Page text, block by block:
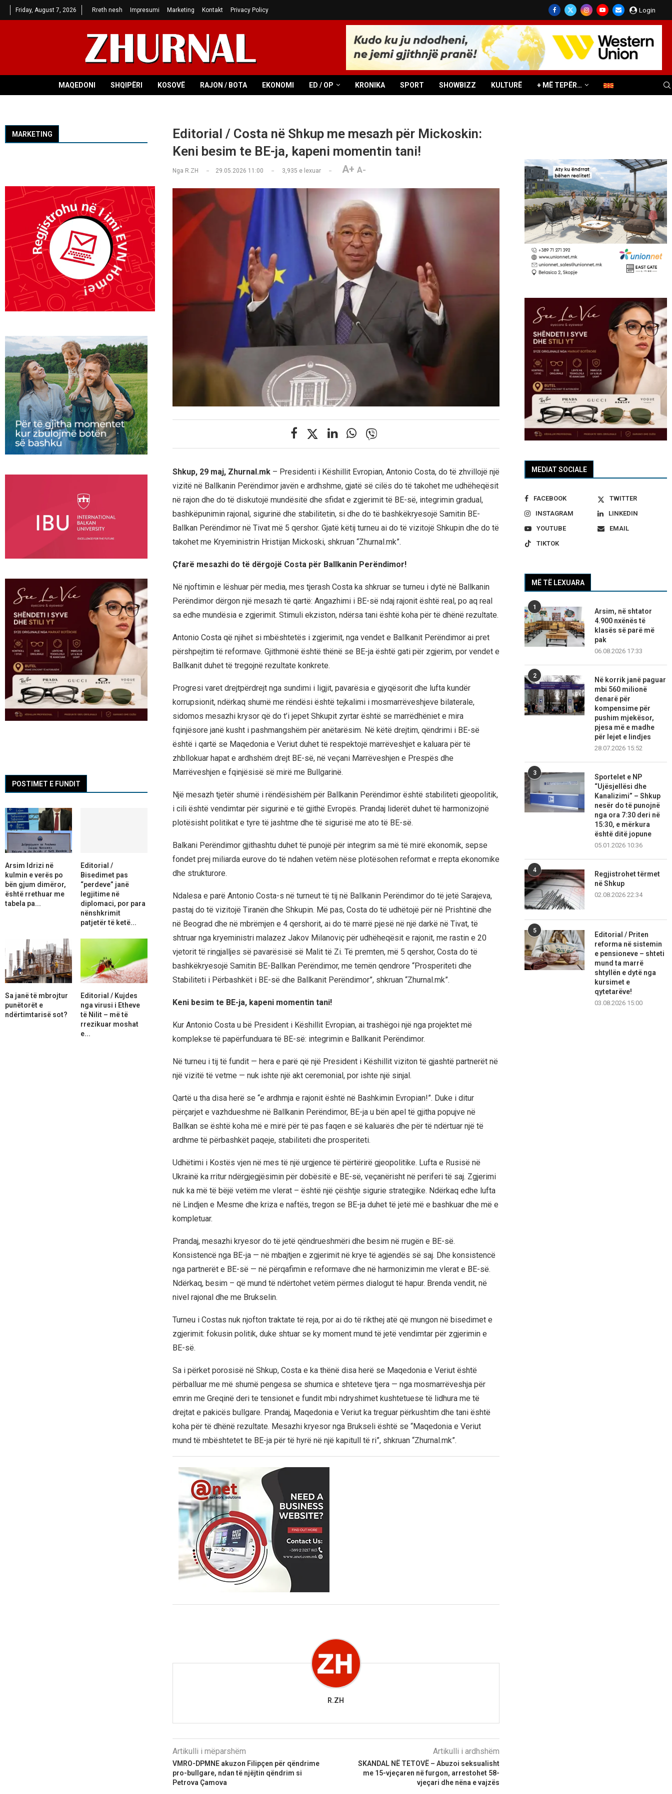
Friday, August 7, 2026 Rreth nesh Impresumi Marketing Kontakt Privacy Policy Login
MAQEDONI SHQIPËRI KOSOVË RAJON / BOTA EKONOMI ED / OP KRONIKA SPORT SHOWBIZZ KULTURË + MË TEPËR…
Editorial / Costa në Shkup me mesazh për Mickoskin:
Keni besim te BE-ja, kapeni momentin tani!
Nga R.ZH 29.05.2026 11:00 3,935 e lexuar A+ A-
Shkup, 29 maj, Zhurnal.mk– Presidenti i Këshillit Evropian, Antonio Costa, do të zhvillojë një
vizitë në Ballkanin Perëndimor javën e ardhshme, gjatë së cilës do të takohet me udhëheqësit
në rajon dhe do të diskutojë mundësitë dhe sfidat e zgjerimit të BE-së, integrimin gradual,
bashkëpunimin rajonal, sigurinë dhe stabilitetin, si dhe do të bashkëkryesojë Samitin BE-
Ballkan Perëndimor në Tivat më 5 qershor. Gjatë këtij turneu ai do të vizitojë Shkupin dhe do të
takohet me Kryeministrin Hristijan Mickoski, shkruan “Zhurnal.mk”.
Çfarë mesazhi do të dërgojë Costa për Ballkanin Perëndimor!
Në njoftimin e lëshuar për media, mes tjerash Costa ka shkruar se turneu i dytë në Ballkanin
Perëndimor dërgon një mesazh të qartë: Angazhimi i BE-së ndaj rajonit është real, po aq real
sa edhe mundësia e zgjerimit. Stimuli ekziston, ndërsa tani është koha për të dhënë rezultate.
Antonio Costa që njihet si mbështetës i zgjerimit, nga vendet e Ballkanit Perëndimor ai pret
përshpejtim të reformave. Gjithmonë është thënë se BE-ja është gati për zgjerim, por vendet e
Ballkanit duhet të tregojnë rezultate konkrete.
Progresi varet drejtpërdrejt nga sundimi i ligjit, pavarësia e gjyqësorit dhe lufta kundër
korrupsionit, ndërkaq shumë me rëndësi është tejkalimi i mosmarrëveshjeve bilaterale,
sidomos mesazhi krysor që do t’i jepet Shkupit zyrtar është se marrëdhëniet e mira
fqinjësore janë kusht i pashmangshëm për anëtarësim. Në këtë drejtim, qëndrimi i BE-së
është i qartë se Maqedonia e Veriut duhet të respektojë marrëveshjet e kaluara për të
zhbllokuar hapat e ardhshëm drejt BE-së, në veçani Marrëveshjen e Prespës dhe
Marrëveshjen e fqinjësisë së mirë me Bullgarinë.
Një mesazh tjetër shumë i rëndësishëm për Ballkanin Perëndimor është stabiliteti gjeopolitik,
i cili është vendimtar për sigurinë e të gjithë Evropës. Prandaj liderët duhet të harmonizojnë
plotësisht politikat e tyre të jashtme dhe të sigurisë me ato të BE-së.
Balkani Perëndimor gjithashtu duhet të punojë për integrim sa më të mirë ekonomik, sepse
fondet prej miliarda eurove do të ndahen vetëm nëse plotësohen reformat e rrepta ekonomike
dhe strukturore.
Ndalesa e parë Antonio Costa-s në turneut të tij në Ballkanin Perëndimor do të jetë Sarajeva,
pastaj do të vizitojë Tiranën dhe Shkupin. Më pas, Costa do të udhëtojë për në Prishtinë dhe
në Beograd dhe në mbrëmjen e 4 qershorit, ai do të marrë pjesë në një darkë në Tivat, të
shtruar nga kryeministri malazez Jakov Milanoviç për udhëheqësit e rajonit, me rastin e 20
vjetorit të ringjalljes së pavarësisë së Malit të Zi. Të premten, më 5 qershor, Costa do të
bashkëkryesojë Samitin BE-Ballkan Perëndimor, me temën qendrore “Prosperiteti dhe
Stabiliteti i Përbashkët i BE-së dhe Ballkanit Perëndimor”, shkruan “Zhurnal.mk”.
Keni besim te BE-ja, kapeni momentin tani!
Kur Antonio Costa u bë President i Këshillit Evropian, ai trashëgoi një nga projektet më
komplekse të papërfunduara të BE-së: integrimin e Ballkanit Perëndimor.
Në turneu i tij të fundit — hera e parë që një President i Këshillit viziton të gjashtë partnerët në
një vizitë të vetme — nuk ishte një akt ceremonial, por ishte një sinjal.
Qartë u tha disa herë se “e ardhmja e rajonit është në Bashkimin Evropian!”. Duke i ditur
përçarjet e vazhdueshme në Ballkanin Perëndimor, BE-ja u bën apel të gjitha popujve në
Ballkan se është koha më e mirë për të pas faqen e së kaluarës dhe për të ndërtuar një të
ardhme të përbashkët paqeje, stabiliteti dhe prosperiteti.
Udhëtimi i Kostës vjen në mes të një urgjence të përtërirë gjeopolitike. Lufta e Rusisë në
Ukrainë ka rritur ndërgjegjësimin për dobësitë e BE-së, veçanërisht në periferi të saj. Zgjerimi
nuk ka më të bëjë vetëm me vlerat – është një çështje sigurie strategjike. Ndërkaq edhe lufta
në Lindjen e Mesme dhe kriza e naftës, tregon se BE-ja duhet të jetë më e bashkuar dhe më e
kompletuar.
Prandaj, mesazhi kryesor do të jetë qëndrueshmëri dhe besim në rrugën e BE-së.
Konsistencë nga BE-ja — në mbajtjen e zgjerimit në krye të agjendës së saj. Dhe konsistencë
nga partnerët e BE-së — në përqafimin e reformave dhe në harmonizimin me vlerat e BE-së.
Ndërkaq, besim – që mund të ndërtohet vetëm përmes dialogut të hapur. Brenda vendit, në
nivel rajonal dhe me Brukselin.
Turneu i Costas nuk njofton traktate të reja, por ai do të rikthej atë që mungon në bisedimet e
zgjerimit: fokusin politik, duke shtuar se ky moment mund të jetë vendimtar për zgjerimin e
BE-së.
Sa i përket porosisë në Shkup, Costa e ka thënë disa herë se Maqedonia e Veriut është
përballuar me më shumë pengesa se shumica e shteteve tjera — nga mosmarrëveshja për
emrin me Greqinë deri te tensionet e fundit mbi ndryshimet kushtetuese të lidhura me të
drejtat e pakicës bullgare. Prandaj, Maqedonia e Veriut ka treguar përkushtim dhe tani është
koha për të dhënë rezultate. Mesazhi kryesor nga Brukseli është se “Maqedonia e Veriut
mund të mbështetet te BE-ja për të hyrë në një kapitull të ri”, shkruan “Zhurnal.mk”.
R.ZH
Artikulli i mëparshëm
VMRO-DPMNE akuzon Filipçen për qëndrime
pro-bullgare, ndan të njëjtin qëndrim si
Petrova Çamova
Artikulli i ardhshëm
SKANDAL NË TETOVË – Abuzoi seksualisht
me 15-vjeçaren në furgon, arrestohet 58-
vjeçari dhe nëna e vajzës
MEDIAT SOCIALE
FACEBOOK
TWITTER
INSTAGRAM
LINKEDIN
YOUTUBE
EMAIL
TIKTOK
MË TË LEXUARA
1
Arsim, në shtator
4.900 nxënës të
klasës së parë më
pak
06.08.2026 17:33
2
Në korrik janë paguar
mbi 560 milionë
denarë për
kompensime për
pushim mjekësor,
pjesa më e madhe
për lejet e lindjes
28.07.2026 15:52
3
Sportelet e NP
“Ujësjellësi dhe
Kanalizimi” – Shkup
nesër do të punojnë
nga ora 7:30 deri në
15:30, e mërkura
është ditë jopune
05.01.2026 10:36
4
Regjistrohet tërmet
në Shkup
02.08.2026 22:34
5
Editorial / Priten
reforma në sistemin
e pensioneve – shteti
mund ta marrë
shtyllën e dytë nga
kursimet e
qytetarëve!
03.08.2026 15:00
MARKETING
POSTIMET E FUNDIT
Arsim Idrizi në
kulmin e verës po
bën gjum dimëror,
është rrethuar me
tabela pa...
Editorial /
Bisedimet pas
“perdeve” janë
legjitime në
diplomaci, por para
nënshkrimit
patjetër të ketë...
Sa janë të mbrojtur
punëtorët e
ndërtimtarisë sot?
Editorial / Kujdes
nga virusi i Etheve
të Nilit – më të
rrezikuar moshat
e...